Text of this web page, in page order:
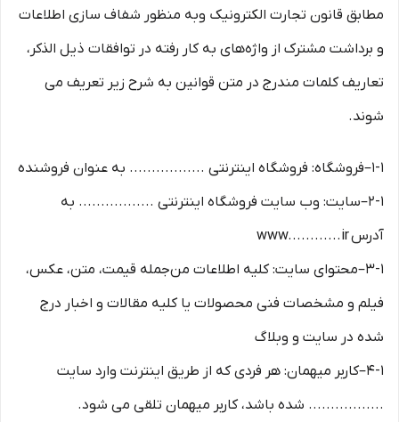
مطابق قانون تجارت الکترونیک وبه منظور شفاف سازی اطلاعات
و برداشت مشترک از واژه‌های به کار رفته در توافقات ذیل الذکر،
تعاریف کلمات مندرج در متن قوانین به شرح زیر تعریف می
شوند.
۱-۱–فروشگاه: فروشگاه اینترنتی ................. به عنوان فروشنده
۲-۱–سایت: وب سایت فروشگاه اینترنتی ................. به
آدرس www............ir
۳-۱–محتوای سایت: کلیه اطلاعات من‌جمله قیمت، متن، عکس،
فیلم و مشخصات فنی محصولات یا کلیه مقالات و اخبار درج
شده در سایت و وبلاگ
۴-۱–کاربر میهمان: هر فردی که از طریق اینترنت وارد سایت
................. شده باشد، کاربر میهمان تلقی می شود.